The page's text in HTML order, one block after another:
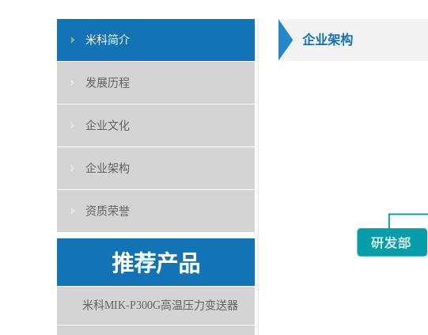
米科简介
发展历程
企业文化
企业架构
资质荣誉
推荐产品
米科MIK-P300G高温压力变送器
企业架构